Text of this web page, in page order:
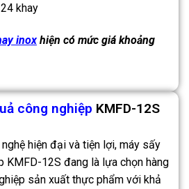
khay
inox hiện có mức giá khoảng
công nghiệp KMFD-12S
hiện đại và tiện lợi, máy sấy
KMFD-12S đang là lựa chọn hàng
sản xuất thực phẩm với khả